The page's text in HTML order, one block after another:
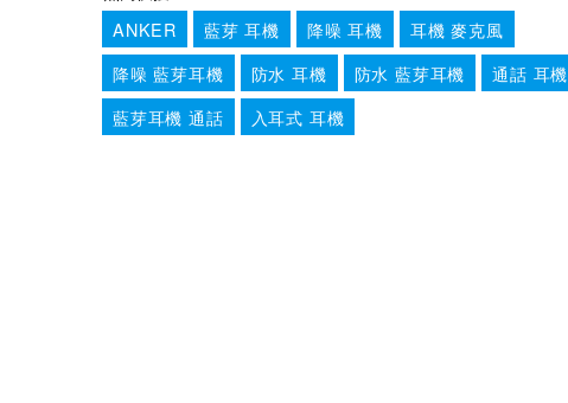
ANKER
藍芽 耳機 降噪 耳機
耳機 麥克風
降噪 藍芽耳機
防水 耳機 防水 藍芽耳機
通話 耳機
藍芽耳機 通話
入耳式 耳機